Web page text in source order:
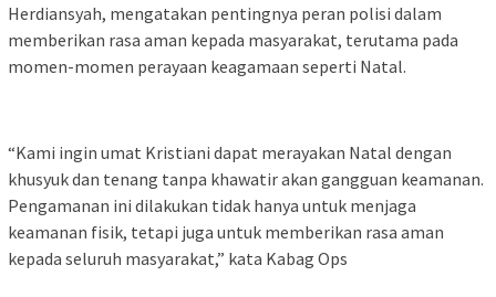
Herdiansyah, mengatakan pentingnya peran polisi dalam
memberikan rasa aman kepada masyarakat, terutama pada
momen-momen perayaan keagamaan seperti Natal.
“Kami ingin umat Kristiani dapat merayakan Natal dengan
khusyuk dan tenang tanpa khawatir akan gangguan keamanan.
Pengamanan ini dilakukan tidak hanya untuk menjaga
keamanan fisik, tetapi juga untuk memberikan rasa aman
kepada seluruh masyarakat,” kata Kabag Ops